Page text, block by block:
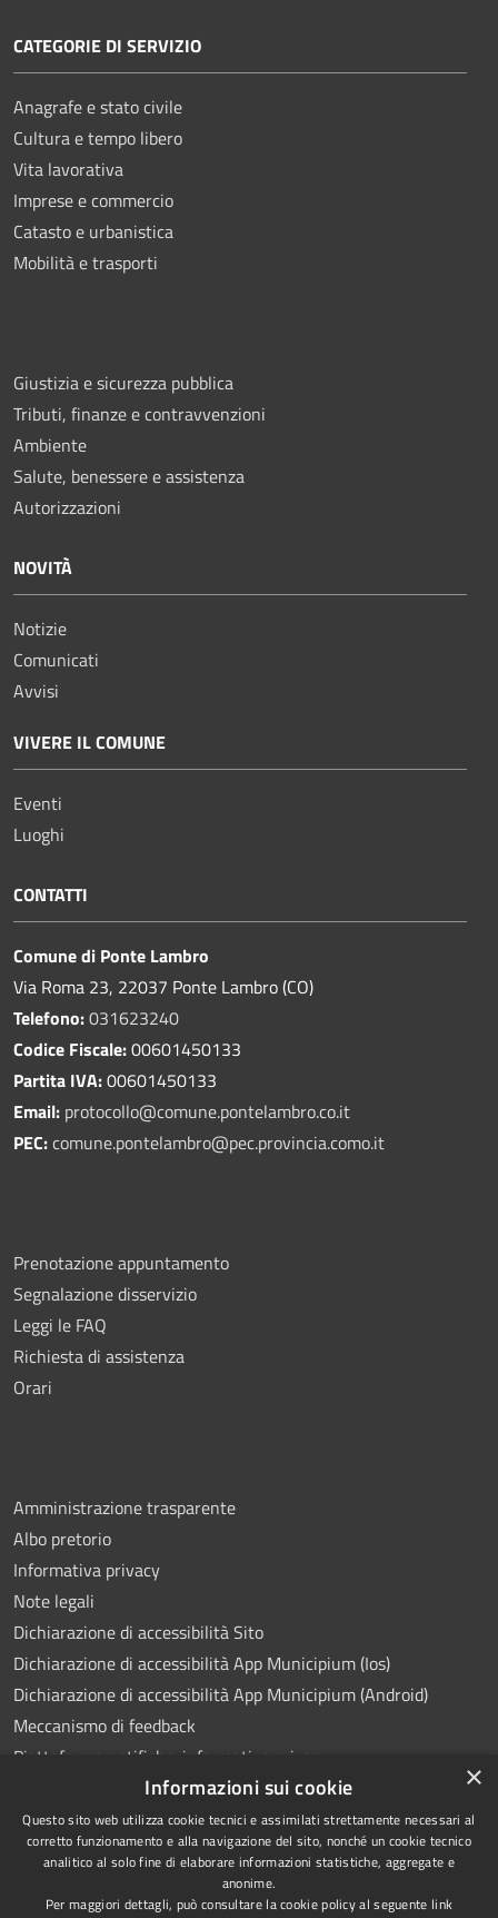
CATEGORIE DI SERVIZIO
Anagrafe e stato civile
Cultura e tempo libero
Vita lavorativa
Imprese e commercio
Catasto e urbanistica
Mobilità e trasporti
Giustizia e sicurezza pubblica
Tributi, finanze e contravvenzioni
Ambiente
Salute, benessere e assistenza
Autorizzazioni
NOVITÀ
Notizie
Comunicati
Avvisi
VIVERE IL COMUNE
Eventi
Luoghi
CONTATTI
Comune di Ponte Lambro
Via Roma 23, 22037 Ponte Lambro (CO)
Telefono:031623240
Codice Fiscale:00601450133
Partita IVA:00601450133
Email: protocollo@comune.pontelambro.co.it
PEC:comune.pontelambro@pec.provincia.como.it
Prenotazione appuntamento
Segnalazione disservizio
Leggi le FAQ
Richiesta di assistenza
Orari
Amministrazione trasparente
Albo pretorio
Informativa privacy
Note legali
Dichiarazione di accessibilità Sito
Dichiarazione di accessibilità App Municipium (Ios)
Dichiarazione di accessibilità App Municipium (Android)
Meccanismo di feedback
Piattaforma notifiche: informativa privacy
Videosorveglianza
×
Informazioni sui cookie
Questo sito web utilizza cookie tecnici e assimilati strettamente necessari al
corretto funzionamento e alla navigazione del sito, nonché un cookie tecnico
analitico al solo fine di elaborare informazioni statistiche, aggregate e
anonime.
Per maggiori dettagli, può consultare la cookie policy al seguente link